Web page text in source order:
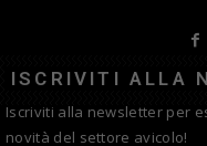
ISCRIVITI ALLA
Iscriviti alla newsletter per
novità del settore avicolo!